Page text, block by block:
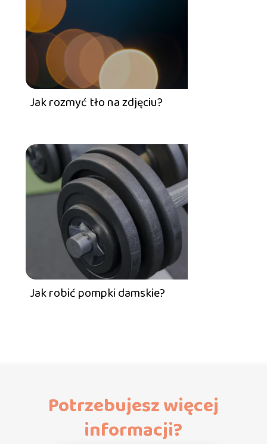
Jak rozmyć tło na zdjęciu?
Jak robić pompki damskie?
Potrzebujesz więcej
informacji?